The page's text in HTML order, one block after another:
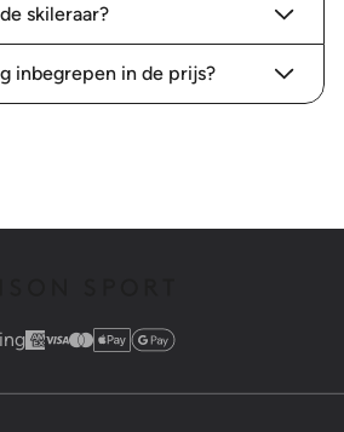
skileraar?
inbegrepen in de prijs?